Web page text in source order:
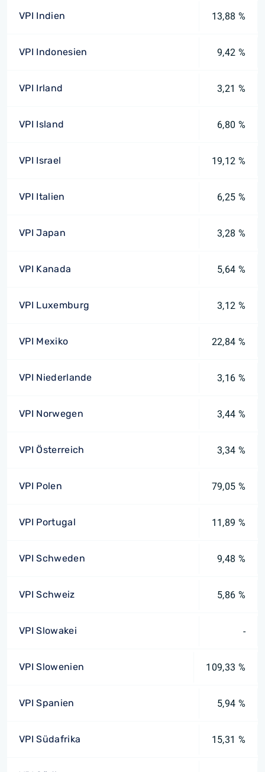
VPI Indien 13,88 %
VPI Indonesien 9,42 %
VPI Irland 3,21 %
VPI Island 6,80 %
VPI Israel 19,12 %
VPI Italien 6,25 %
VPI Japan 3,28 %
VPI Kanada 5,64 %
VPI Luxemburg 3,12 %
VPI Mexiko 22,84 %
VPI Niederlande 3,16 %
VPI Norwegen 3,44 %
VPI Österreich 3,34 %
VPI Polen 79,05 %
VPI Portugal 11,89 %
VPI Schweden 9,48 %
VPI Schweiz 5,86 %
VPI Slowakei -
VPI Slowenien 109,33 %
VPI Spanien 5,94 %
VPI Südafrika 15,31 %